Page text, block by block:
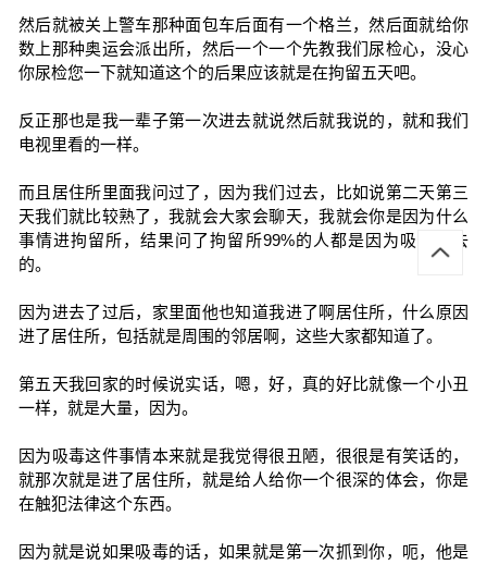
然后就被关上警车那种面包车后面有一个格兰，然后面就给你
数上那种奥运会派出所，然后一个一个先教我们尿检心，没心
你尿检您一下就知道这个的后果应该就是在拘留五天吧。
反正那也是我一辈子第一次进去就说然后就我说的，就和我们
电视里看的一样。
而且居住所里面我问过了，因为我们过去，比如说第二天第三
天我们就比较熟了，我就会大家会聊天，我就会你是因为什么
事情进拘留所，结果问了拘留所99%的人都是因为吸毒过去
的。
因为进去了过后，家里面他也知道我进了啊居住所，什么原因
进了居住所，包括就是周围的邻居啊，这些大家都知道了。
第五天我回家的时候说实话，嗯，好，真的好比就像一个小丑
一样，就是大量，因为。
因为吸毒这件事情本来就是我觉得很丑陋，很很是有笑话的，
就那次就是进了居住所，就是给人给你一个很深的体会，你是
在触犯法律这个东西。
因为就是说如果吸毒的话，如果就是第一次抓到你，呃，他是